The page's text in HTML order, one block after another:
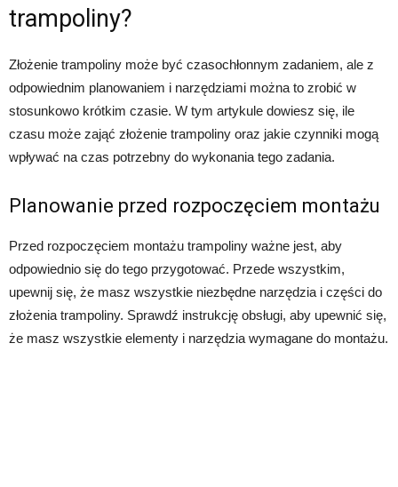
trampoliny?
Złożenie trampoliny może być czasochłonnym zadaniem, ale z
odpowiednim planowaniem i narzędziami można to zrobić w
stosunkowo krótkim czasie. W tym artykule dowiesz się, ile
czasu może zająć złożenie trampoliny oraz jakie czynniki mogą
wpływać na czas potrzebny do wykonania tego zadania.
Planowanie przed rozpoczęciem montażu
Przed rozpoczęciem montażu trampoliny ważne jest, aby
odpowiednio się do tego przygotować. Przede wszystkim,
upewnij się, że masz wszystkie niezbędne narzędzia i części do
złożenia trampoliny. Sprawdź instrukcję obsługi, aby upewnić się,
że masz wszystkie elementy i narzędzia wymagane do montażu.